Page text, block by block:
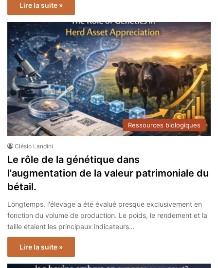
Lire la suite »
Ressources biologiques
Clésio Landini
Le rôle de la génétique dans
l'augmentation de la valeur patrimoniale du
bétail.
Longtemps, l'élevage a été évalué presque exclusivement en
fonction du volume de production. Le poids, le rendement et la
taille étaient les principaux indicateurs…
Lire la suite »